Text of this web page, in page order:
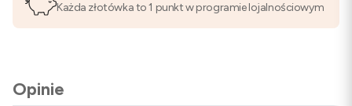
Każda złotówka to 1 punkt w programie lojalnościowym
Opinie